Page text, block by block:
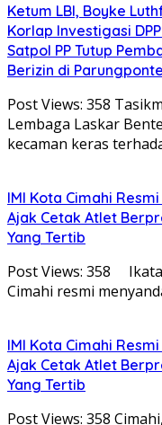
Ketum LBI, Boyke
Korlap Investigasi
Satpol PP Tutup
Berizin di
Post Views: 358
Lembaga Laskar
kecaman keras
IMI Kota Cimahi
Ajak Cetak Atlet
Yang Tertib
Post Views: 358
Cimahi resmi
IMI Kota Cimahi
Ajak Cetak Atlet
Yang Tertib
Post Views: 358